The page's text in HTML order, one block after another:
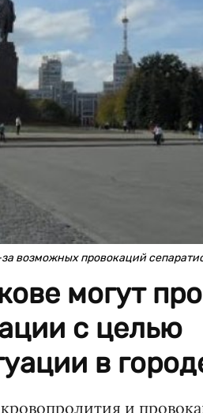
возможных провокаций
могут
с целью
в
и